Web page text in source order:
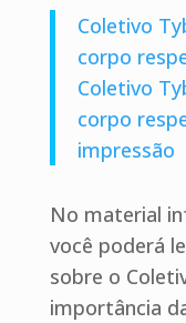
Coletivo
corpo
Coletivo
corpo
impressão
No material
você poderá
sobre o
importância